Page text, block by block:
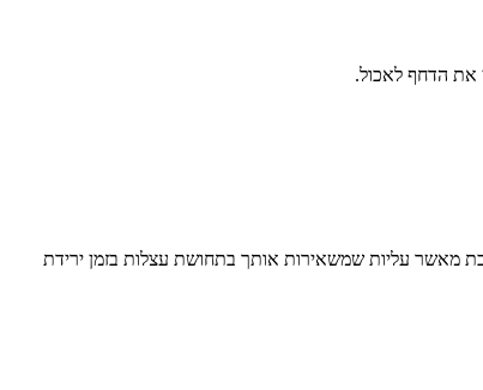
מאשר עליות שמשאירות אותך בתחושת עצלות בזמן ירידת